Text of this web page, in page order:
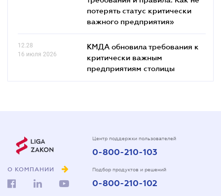
потерять статус критически
важного предприятия»
12.28
16 июля 2026
КМДА обновила требования к
критически важным
предприятиям столицы
О КОМПАНИИ
Центр поддержки пользователей
0-800-210-103
Подбор продуктов и решений
0-800-210-102